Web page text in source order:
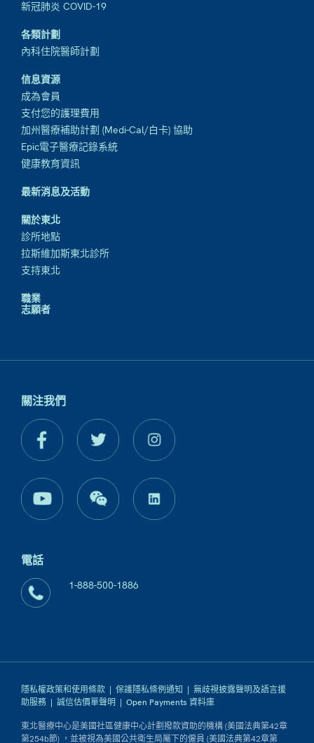
新冠肺炎 COVID-19
各類計劃
內科住院醫師計劃
信息資源
成為會員
支付您的護理費用
加州醫療補助計劃 (Medi-Cal/白卡) 協助
Epic電子醫療記錄系統
健康教育資訊
最新消息及活動
關於東北
診所地點
拉斯維加斯東北診所
支持東北
職業
志願者
關注我們
電話
1-888-500-1886
隱私權政策和使用條款 | 保護隱私條例通知 | 無歧視披露聲明及語言援
助服務 | 誠信估價單聲明 | Open Payments 資料庫
東北醫療中心是美國社區健康中心計劃撥款資助的機構 (美國法典第42章
第254b節) ，並被視為美國公共衛生局屬下的僱員 (美國法典第42章第